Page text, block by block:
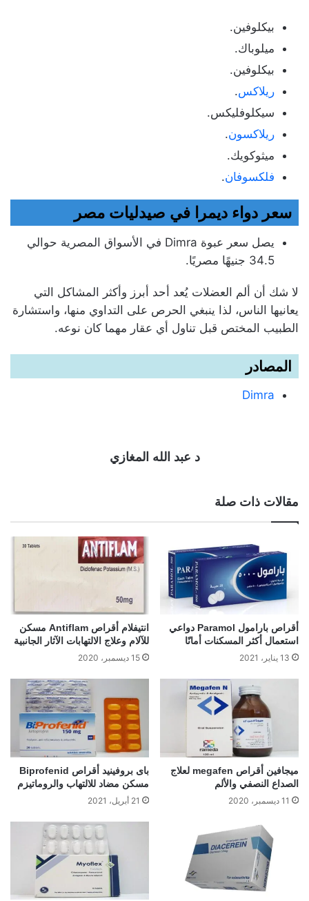
بيكلوفين.
ميلوباك.
بيكلوفين.
ريلاكس.
سيكلوفليكس.
ريلاكسون.
ميثوكويك.
فلكسوفان.
سعر دواء ديمرا في صيدليات مصر
يصل سعر عبوة Dimra في الأسواق المصرية حوالي
34.5 جنيهًا مصريًا.
لا شك أن ألم العضلات يُعد أحد أبرز وأكثر المشاكل التي
يعانيها الناس، لذا ينبغي الحرص على التداوي منها، واستشارة
الطبيب المختص قبل تناول أي عقار مهما كان نوعه.
المصادر
Dimra
د عبد الله المغازي
مقالات ذات صلة
أقراص بارامول Paramol دواعي
استعمال أكثر المسكنات أمانًا
13 يناير، 2021
انتيفلام أقراص Antiflam مسكن
للآلام وعلاج الالتهابات الآثار الجانبية
15 ديسمبر، 2020
ميجافين أقراص megafen لعلاج
الصداع النصفي والألم
11 ديسمبر، 2020
باى بروفينيد أقراص Biprofenid
مسكن مضاد للالتهاب والروماتيزم
21 أبريل، 2021